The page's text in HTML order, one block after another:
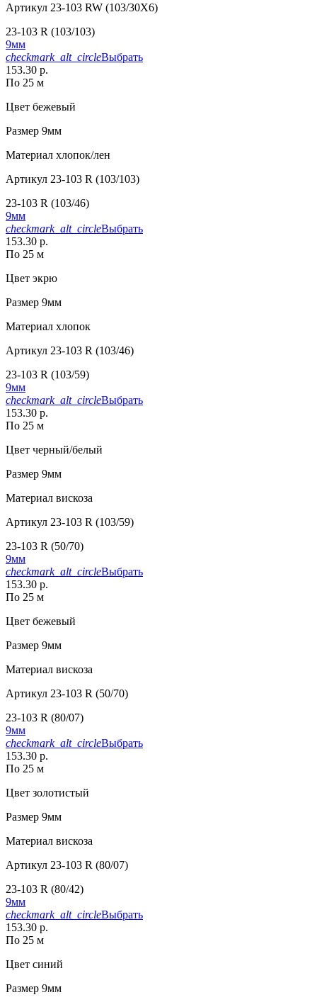
Артикул 23-103 RW (103/30X6)
23-103 R (103/103)
9мм
checkmark_alt_circleВыбрать
153.30 р.
По 25 м
Цвет бежевый
Размер 9мм
Материал хлопок/лен
Артикул 23-103 R (103/103)
23-103 R (103/46)
9мм
checkmark_alt_circleВыбрать
153.30 р.
По 25 м
Цвет экрю
Размер 9мм
Материал хлопок
Артикул 23-103 R (103/46)
23-103 R (103/59)
9мм
checkmark_alt_circleВыбрать
153.30 р.
По 25 м
Цвет черный/белый
Размер 9мм
Материал вискоза
Артикул 23-103 R (103/59)
23-103 R (50/70)
9мм
checkmark_alt_circleВыбрать
153.30 р.
По 25 м
Цвет бежевый
Размер 9мм
Материал вискоза
Артикул 23-103 R (50/70)
23-103 R (80/07)
9мм
checkmark_alt_circleВыбрать
153.30 р.
По 25 м
Цвет золотистый
Размер 9мм
Материал вискоза
Артикул 23-103 R (80/07)
23-103 R (80/42)
9мм
checkmark_alt_circleВыбрать
153.30 р.
По 25 м
Цвет синий
Размер 9мм